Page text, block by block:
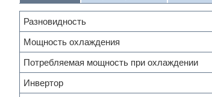
Разновидность
Мощность охлаждения
Потребляемая мощность при охлаждении
Инвертор